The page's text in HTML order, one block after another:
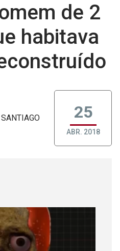
de 2
habitava
25
ABR. 2018